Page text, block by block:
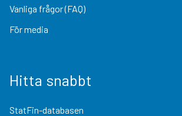
Vanliga frågor (FAQ)
För media
Hitta snabbt
StatFin-databasen